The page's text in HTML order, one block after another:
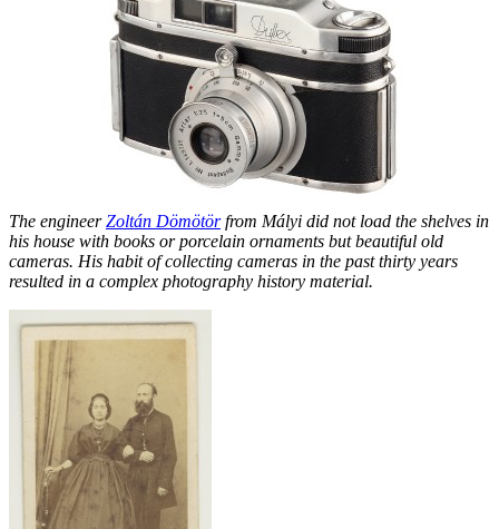
The engineerZoltán Dömötörfrom Mályi did not load the shelves in
his house with books or porcelain ornaments but beautiful old
cameras. His habit of collecting cameras in the past thirty years
resulted in a complex photography history material.